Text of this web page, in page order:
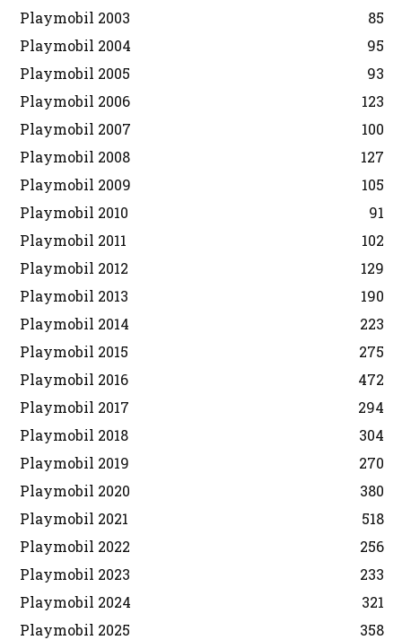
Playmobil 2003
85
Playmobil 2004
95
Playmobil 2005
93
Playmobil 2006
123
Playmobil 2007
100
Playmobil 2008
127
Playmobil 2009
105
Playmobil 2010
91
Playmobil 2011
102
Playmobil 2012
129
Playmobil 2013
190
Playmobil 2014
223
Playmobil 2015
275
Playmobil 2016
472
Playmobil 2017
294
Playmobil 2018
304
Playmobil 2019
270
Playmobil 2020
380
Playmobil 2021
518
Playmobil 2022
256
Playmobil 2023
233
Playmobil 2024
321
Playmobil 2025
358